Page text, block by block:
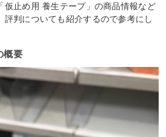
仮止め用 養生テープ」の商品情報など
評判についても紹介するので参考にし
概要